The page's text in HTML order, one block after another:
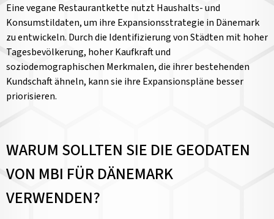
Eine vegane Restaurantkette nutzt Haushalts- und
Konsumstildaten, um ihre Expansionsstrategie in Dänemark
zu entwickeln. Durch die Identifizierung von Städten mit hoher
Tagesbevölkerung, hoher Kaufkraft und
soziodemographischen Merkmalen, die ihrer bestehenden
Kundschaft ähneln, kann sie ihre Expansionspläne besser
priorisieren.
WARUM SOLLTEN SIE DIE GEODATEN
VON MBI FÜR DÄNEMARK
VERWENDEN?